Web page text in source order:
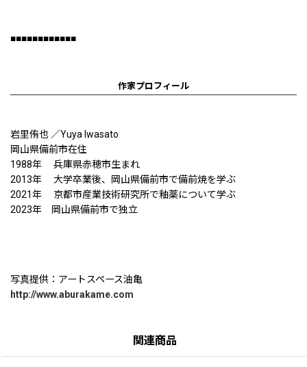
■■■■■■■■■■■■
作家プロフィール
岩里侑也 ／Yuya Iwasato
岡山県備前市在住
1988年 兵庫県赤穂市生まれ
2013年 大学卒業後、岡山県備前市で備前焼を学ぶ
2021年 京都市産業技術研究所で釉薬について学ぶ
2023年 岡山県備前市で独立
写真提供：アートスペース油亀
http://www.aburakame.com
関連商品